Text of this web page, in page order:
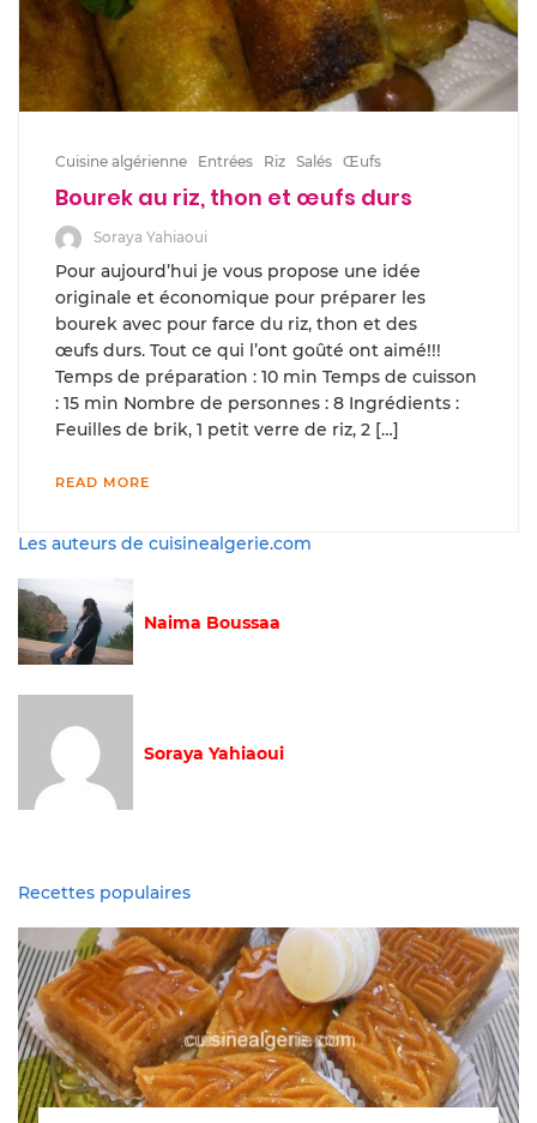
Cuisine algérienne Entrées Riz Salés Œufs
Bourek au riz, thon et œufs durs
Soraya Yahiaoui
Pour aujourd’hui je vous propose une idée
originale et économique pour préparer les
bourek avec pour farce du riz, thon et des
œufs durs. Tout ce qui l’ont goûté ont aimé!!!
Temps de préparation : 10 min Temps de cuisson
: 15 min Nombre de personnes : 8 Ingrédients :
Feuilles de brik, 1 petit verre de riz, 2 […]
READ MORE
Les auteurs de cuisinealgerie.com
Naima Boussaa
Soraya Yahiaoui
Recettes populaires